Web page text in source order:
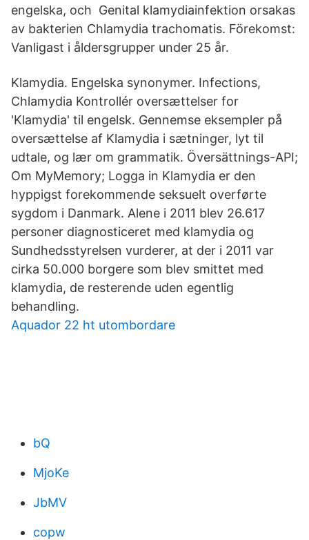
engelska, och Genital klamydiainfektion orsakas
av bakterien Chlamydia trachomatis. Förekomst:
Vanligast i åldersgrupper under 25 år.
Klamydia. Engelska synonymer. Infections,
Chlamydia Kontrollér oversættelser for
'Klamydia' til engelsk. Gennemse eksempler på
oversættelse af Klamydia i sætninger, lyt til
udtale, og lær om grammatik. Översättnings-API;
Om MyMemory; Logga in Klamydia er den
hyppigst forekommende seksuelt overførte
sygdom i Danmark. Alene i 2011 blev 26.617
personer diagnosticeret med klamydia og
Sundhedsstyrelsen vurderer, at der i 2011 var
cirka 50.000 borgere som blev smittet med
klamydia, de resterende uden egentlig
behandling.
Aquador 22 ht utombordare
bQ
MjoKe
JbMV
copw